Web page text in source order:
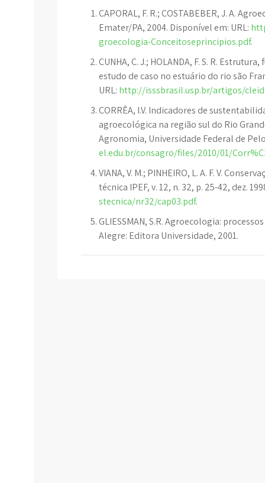
CAPORAL, F. R.; COSTABEBER, J. A.
Emater/PA, 2004. Disponível em: URL:
groecologia-Conceitoseprincipios.pdf.
CUNHA, C. J.; HOLANDA, F. S. R.
estudo de caso no estuário do rio são
URL: http://isssbrasil.usp.br/artigos/
CORRÊA, I.V. Indicadores de
agroecológica na região sul do Rio
Agronomia, Universidade Federal de
el.edu.br/consagro/files/2010/01/
VIANA, V. M.; PINHEIRO, L. A. F. V.
técnica IPEF, v. 12, n. 32, p. 25-42, dez.
stecnica/nr32/cap03.pdf.
GLIESSMAN, S.R. Agroecologia:
Alegre: Editora Universidade, 2001.